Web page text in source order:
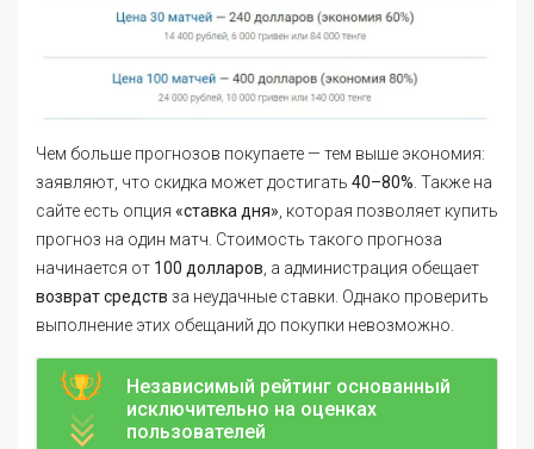
Чем больше прогнозов покупаете — тем выше экономия:
заявляют, что скидка может достигать 40–80% . Также на
сайте есть опция «ставка дня» , которая позволяет купить
прогноз на один матч. Стоимость такого прогноза
начинается от 100 долларов , а администрация обещает
возврат средств за неудачные ставки. Однако проверить
выполнение этих обещаний до покупки невозможно.
Независимый рейтинг основанный
исключительно на оценках
пользователей